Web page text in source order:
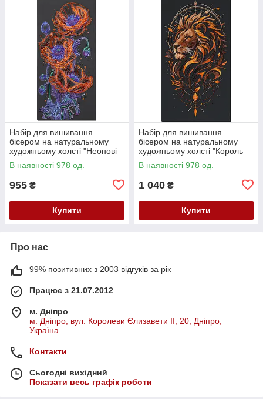
Набір для вишивання
бісером на натуральному
художньому холсті "Неонові
маки" Абрис Арт AB-982
В наявності 978 од.
955 ₴
Купити
Набір для вишивання
бісером на натуральному
художньому холсті "Король
звірів" Абрис Арт AB-983
В наявності 978 од.
1 040 ₴
Купити
Про нас
99% позитивних з 2003 відгуків за рік
Працює з 21.07.2012
м. Дніпро
м. Дніпро, вул. Королеви Єлизавети ІІ, 20, Дніпро,
Україна
Контакти
Сьогодні вихідний
Показати весь графік роботи